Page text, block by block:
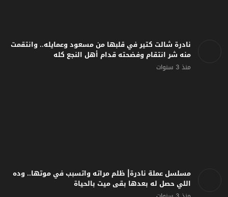
نادرة شالت كتير في قلبها من مسعود وعمايله.. وانتقمت
منه شر انتقام وفضحته قدام أهل النجع كله
منذ 3 سنوات
مسلسل عملة نادرة| ظلم مراته واتسبب في موتها.. وده
اللي حصل له بعدها بقى ميت بالحياة